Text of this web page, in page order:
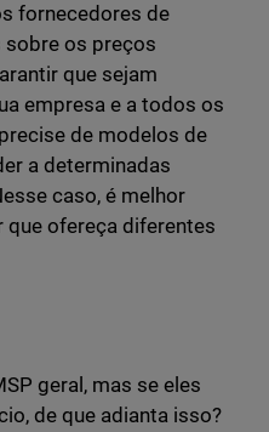
fornecedores de
os preços
que sejam
empresa e a todos os
de modelos de
a determinadas
caso, é melhor
ofereça diferentes
geral, mas se eles
de que adianta isso?